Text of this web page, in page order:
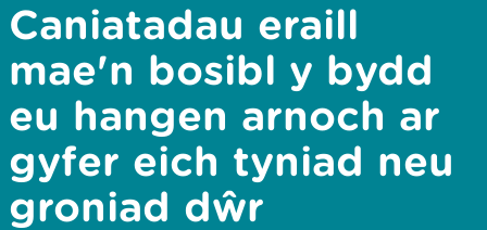
Caniatadau eraill
mae'n bosibl y bydd
eu hangen arnoch ar
gyfer eich tyniad neu
groniad dŵr